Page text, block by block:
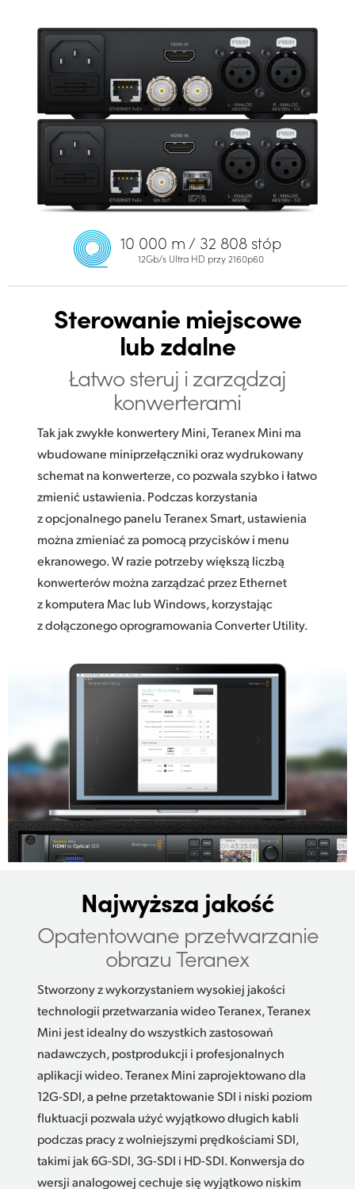
10 000 m / 32 808 stóp
12Gb/s Ultra HD przy 2160p60
Sterowanie miejscowe
lub zdalne
Łatwo steruj i zarządzaj
konwerterami
Tak jak zwykłe konwertery Mini, Teranex Mini ma
wbudowane miniprzełączniki oraz wydrukowany
schemat na konwerterze, co pozwala szybko i łatwo
zmienić ustawienia. Podczas korzystania
z opcjonalnego panelu Teranex Smart, ustawienia
można zmieniać za pomocą przycisków i menu
ekranowego. W razie potrzeby większą liczbą
konwerterów można zarządzać przez Ethernet
z komputera Mac lub Windows, korzystając
z dołączonego oprogramowania Converter Utility.
Najwyższa jakość
Opatentowane przetwarzanie
obrazu Teranex
Stworzony z wykorzystaniem wysokiej jakości
technologii przetwarzania wideo Teranex, Teranex
Mini jest idealny do wszystkich zastosowań
nadawczych, postprodukcji i profesjonalnych
aplikacji wideo. Teranex Mini zaprojektowano dla
12G-SDI, a pełne przetaktowanie SDI i niski poziom
fluktuacji pozwala użyć wyjątkowo długich kabli
podczas pracy z wolniejszymi prędkościami SDI,
takimi jak 6G-SDI, 3G-SDI i HD-SDI. Konwersja do
wersji analogowej cechuje się wyjątkowo niskim